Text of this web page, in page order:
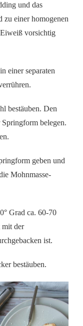
und das
zu einer homogenen
Eiweiß vorsichtig
einer separaten
bestäuben. Den
belegen.
geben und
Mohnmasse-
Grad ca. 60-70
mit der
ist.
bestäuben.